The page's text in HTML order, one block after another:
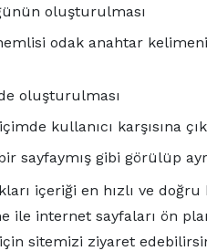
oluşturulması
odak anahtar
oluşturulması
kullanıcı karşısına
sayfaymış gibi görülüp
içeriği en hızlı ve
internet sayfaları ön
sitemizi ziyaret